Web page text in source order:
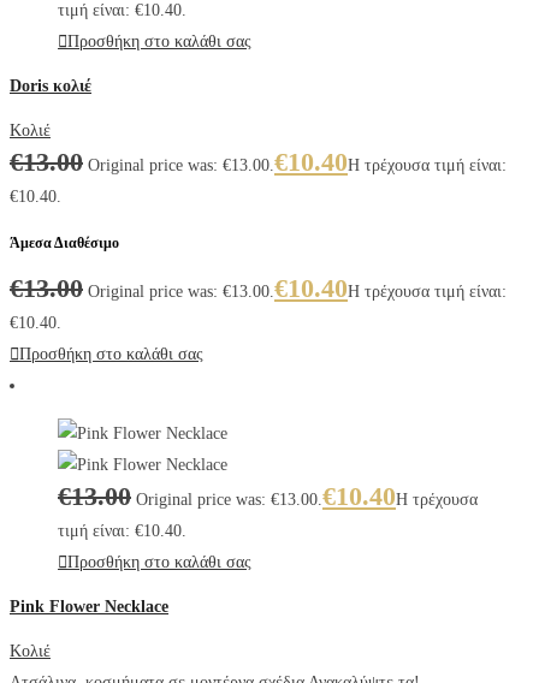
τιμή είναι: €10.40.
Προσθήκη στο καλάθι σας
Doris κολιέ
Κολιέ
€13.00 Original price was: €13.00.€10.40Η τρέχουσα τιμή είναι:
€10.40.
Άμεσα Διαθέσιμο
€13.00 Original price was: €13.00.€10.40Η τρέχουσα τιμή είναι:
€10.40.
Προσθήκη στο καλάθι σας
€13.00 Original price was: €13.00.€10.40Η τρέχουσα
τιμή είναι: €10.40.
Προσθήκη στο καλάθι σας
Pink Flower Necklace
Κολιέ